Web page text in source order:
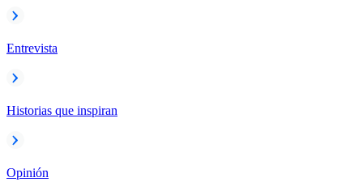
Entrevista
Historias que inspiran
Opinión